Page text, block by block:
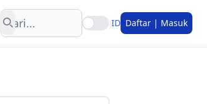
Search
ID Daftar | Masuk